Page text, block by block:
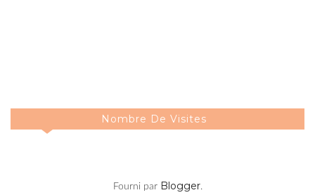
Nombre De Visites
Fourni par Blogger.